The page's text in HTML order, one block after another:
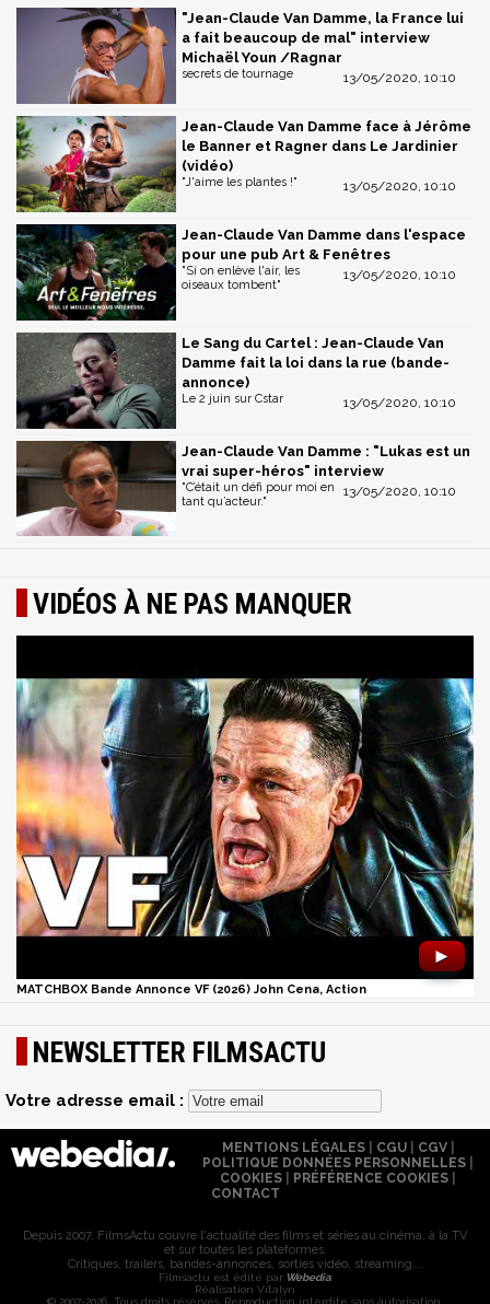
"Jean-Claude Van Damme, la France lui
a fait beaucoup de mal" interview
Michaël Youn /Ragnar
13/05/2020, 10:10
secrets de tournage
Jean-Claude Van Damme face à Jérôme
le Banner et Ragner dans Le Jardinier
(vidéo)
13/05/2020, 10:10
"J'aime les plantes !"
Jean-Claude Van Damme dans l'espace
pour une pub Art & Fenêtres
13/05/2020, 10:10
"Si on enlève l'air, les
oiseaux tombent"
Le Sang du Cartel : Jean-Claude Van
Damme fait la loi dans la rue (bande-
annonce)
13/05/2020, 10:10
Le 2 juin sur Cstar
Jean-Claude Van Damme : "Lukas est un
vrai super-héros" interview
13/05/2020, 10:10
"C’était un défi pour moi en
tant qu’acteur."
VIDÉOS À NE PAS MANQUER
►
MATCHBOX Bande Annonce VF (2026) John Cena, Action
NEWSLETTER FILMSACTU
Votre adresse email :
MENTIONS LÉGALES| CGU| CGV|
POLITIQUE DONNÉES PERSONNELLES
COOKIES
PRÉFÉRENCE COOKIES
CONTACT
Depuis 2007, FilmsActu couvre l'actualité des films et séries au cinéma, à la TV
et sur toutes les plateformes.
Critiques, trailers, bandes-annonces, sorties vidéo, streaming...
Filmsactu est édité par Webedia
Réalisation Vitalyn